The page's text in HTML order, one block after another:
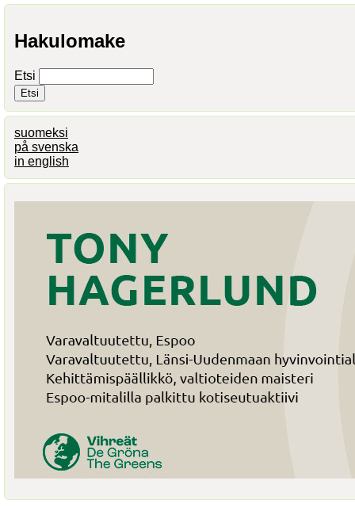
Hakulomake
Etsi
suomeksi
på svenska
in english